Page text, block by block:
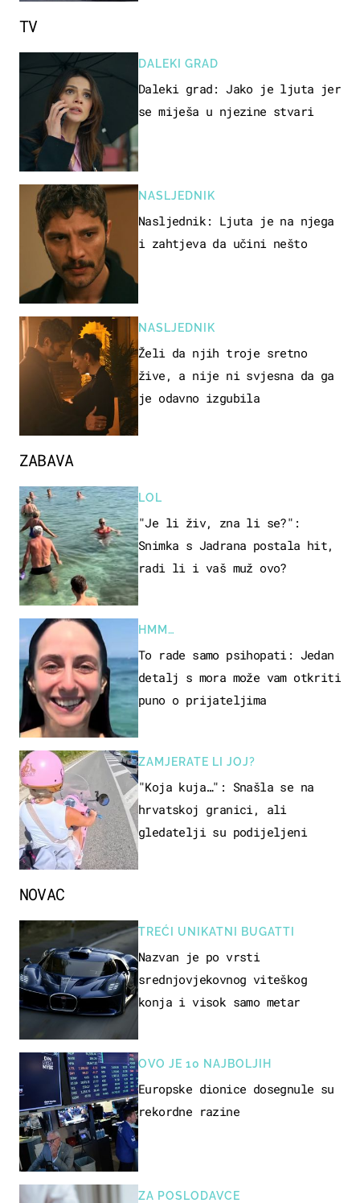
ZABAVA
LOL
"Je li živ, zna li se?":
Snimka s Jadrana postala hit,
radi li i vaš muž ovo?
HMM…
To rade samo psihopati: Jedan
detalj s mora može vam otkriti
puno o prijateljima
ZAMJERATE LI JOJ?
"Koja kuja…": Snašla se na
hrvatskoj granici, ali
gledatelji su podijeljeni
TV
DALEKI GRAD
Daleki grad: Jako je ljuta jer
se miješa u njezine stvari
NASLJEDNIK
Nasljednik: Ljuta je na njega
i zahtjeva da učini nešto
NASLJEDNIK
Želi da njih troje sretno
žive, a nije ni svjesna da ga
je odavno izgubila
NOVAC
TREĆI UNIKATNI BUGATTI
Nazvan je po vrsti
srednjovjekovnog viteškog
konja i visok samo metar
OVO JE 10 NAJBOLJIH
Europske dionice dosegnule su
rekordne razine
ZA POSLODAVCE